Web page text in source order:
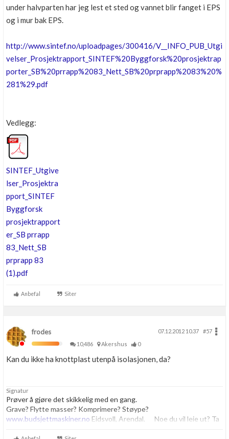
under halvparten har jeg lest et sted og vannet blir fanget i EPS
og i mur bak EPS.
http://www.sintef.no/uploadpages/300416/V__INFO_PUB_Utgi
velser_Prosjektrapport_SINTEF%20Byggforsk%20prosjektrap
porter_SB%20prrapp%2083_Nett_SB%20prprapp%2083%20%
281%29.pdf
Vedlegg:
SINTEF_Utgive
lser_Prosjektra
pport_SINTEF
Byggforsk
prosjektrapport
er_SB prrapp
83_Nett_SB
prprapp 83
(1).pdf
Anbefal Siter
frodes 07.12.2012 10.37
#57
10,486
Akershus 0
Kan du ikke ha knottplast utenpå isolasjonen, da?
Signatur
Prøver å gjøre det skikkelig med en gang.
Grave? Flytte masser? Komprimere? Støype?
www.budsjettmaskiner.no Eidsvoll, Arendal. Noe du vil leie ut? Ta